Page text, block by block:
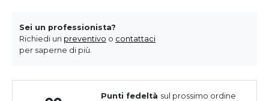
Sei un professionista?
Richiedi un preventivo o contattaci
per saperne di più.
Punti fedeltà sul prossimo ordine